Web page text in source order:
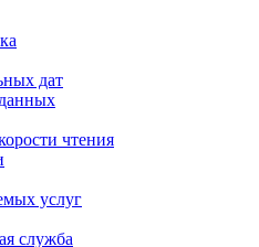
дат
чтения
услуг
служба